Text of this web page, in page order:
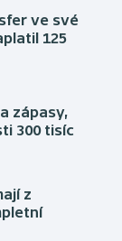
ve své
125
zápasy,
300 tisíc
z